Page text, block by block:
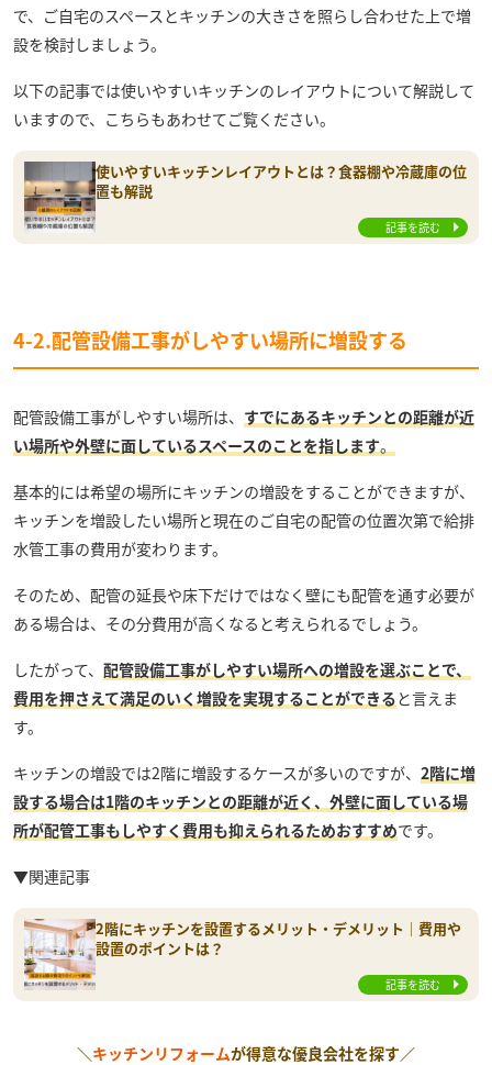
で、ご自宅のスペースとキッチンの大きさを照らし合わせた上で増
設を検討しましょう。
以下の記事では使いやすいキッチンのレイアウトについて解説して
いますので、こちらもあわせてご覧ください。
使いやすいキッチンレイアウトとは？食器棚や冷蔵庫の位
置も解説
記事を読む
4-2.配管設備工事がしやすい場所に増設する
配管設備工事がしやすい場所は、 すでにあるキッチンとの距離が近
い場所や外壁に面しているスペースのことを指します。
基本的には希望の場所にキッチンの増設をすることができますが、
キッチンを増設したい場所と現在のご自宅の配管の位置次第で給排
水管工事の費用が変わります。
そのため、配管の延長や床下だけではなく壁にも配管を通す必要が
ある場合は、その分費用が高くなると考えられるでしょう。
したがって、 配管設備工事がしやすい場所への増設を選ぶことで、
費用を押さえて満足のいく増設を実現することができる と言えま
す。
キッチンの増設では2階に増設するケースが多いのですが、 2階に増
設する場合は1階のキッチンとの距離が近く、外壁に面している場
所が配管工事もしやすく費用も抑えられるためおすすめです。
▼関連記事
2階にキッチンを設置するメリット・デメリット｜費用や
設置のポイントは？
記事を読む
＼ キッチンリフォームが得意な優良会社を探す／